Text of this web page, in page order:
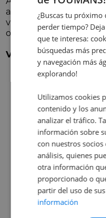
automático
ventajas y desventajas
opción:
Ventajas del cambio
Comodidad de
automatico, solo
frenar,
y de realizar los
Suavidad: A
robotizado, los
automático son
comparación con
palanca de
Mejor
motor: Un cambio
automáticamente
mantener el
¿Buscas tu
perder tiempo?
que te interesa:
búsquedas más
y navegación más
explorando!
Utilizamos cookies
contenido y los
analizar el tráfico.
información sobre
con nuestros
análisis, quienes
otra información
proporcionado o
partir del uso de
información